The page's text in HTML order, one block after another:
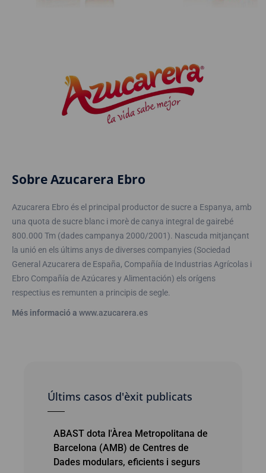
Sobre Azucarera Ebro
Azucarera Ebro és el principal productor de sucre a Espanya, amb
una quota de sucre blanc i morè de canya integral de gairebé
800.000 Tm (dades campanya 2000/2001). Nascuda mitjançant
la unió en els últims anys de diverses companyies (Sociedad
General Azucarera de España, Compañía de Industrias Agrícolas i
Ebro Compañía de Azúcares y Alimentación) els orígens
respectius es remunten a principis de segle.
Més informació a www.azucarera.es
Últims casos d'èxit publicats
ABAST dota l'Àrea Metropolitana de
Barcelona (AMB) de Centres de
Dades modulars, eficients i segurs